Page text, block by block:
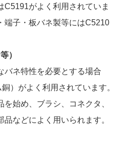
がよく利用されていま
端子・板バネ製等にはC5210
）
バネ特性を必要とする場合
）がよく利用されています。
始め、ブラシ、コネクタ、
などによく用いられます。